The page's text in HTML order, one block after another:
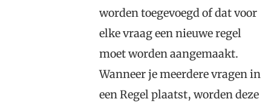
worden toegevoegd of dat voor
elke vraag een nieuwe regel
moet worden aangemaakt.
Wanneer je meerdere vragen in
een Regel plaatst, worden deze